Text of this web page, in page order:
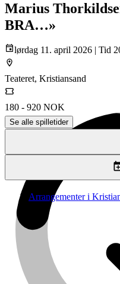
Marius
BRA…»
lørdag 11. april 2026 | Tid
Teateret, Kristiansand
180 - 920 NOK
Se alle spilletider
Arrangementer i